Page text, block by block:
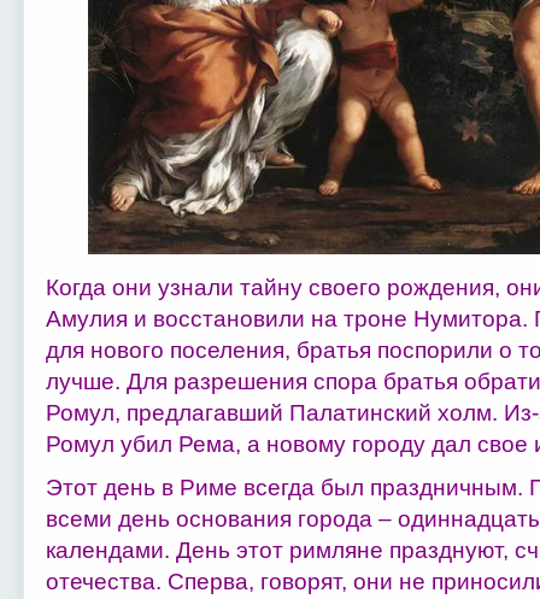
Когда они узнали тайну своего рождения,
Амулия и восстановили на троне Нумитора.
для нового поселения, братья поспорили о
лучше. Для разрешения спора братья
Ромул, предлагавший Палатинский холм.
Ромул убил Рема, а новому городу дал свое
Этот день в Риме всегда был праздничным.
всеми день основания города –
календами. День этот римляне празднуют,
отечества. Сперва, говорят, они не